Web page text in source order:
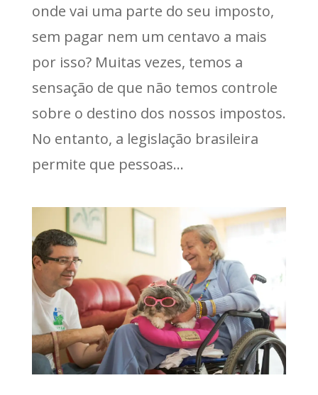
onde vai uma parte do seu imposto,
sem pagar nem um centavo a mais
por isso? Muitas vezes, temos a
sensação de que não temos controle
sobre o destino dos nossos impostos.
No entanto, a legislação brasileira
permite que pessoas...